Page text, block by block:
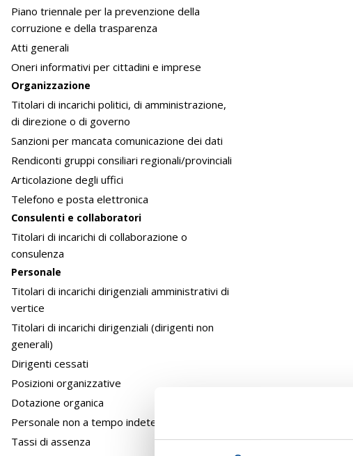
Piano triennale per la prevenzione della
corruzione e della trasparenza
Atti generali
Oneri informativi per cittadini e imprese
Organizzazione
Titolari di incarichi politici, di amministrazione,
di direzione o di governo
Sanzioni per mancata comunicazione dei dati
Rendiconti gruppi consiliari regionali/provinciali
Articolazione degli uffici
Telefono e posta elettronica
Consulenti e collaboratori
Titolari di incarichi di collaborazione o
consulenza
Personale
Titolari di incarichi dirigenziali amministrativi di
vertice
Titolari di incarichi dirigenziali (dirigenti non
generali)
Dirigenti cessati
Posizioni organizzative
Dotazione organica
Personale non a tempo indeterminato
Tassi di assenza